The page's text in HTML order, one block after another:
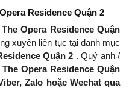
Residence Quận 2
Opera Residence Quận
xuyên liên tục tại danh mục
Quận 2 .Quý anh /
The Opera Residence Quận
Zalo hoặc Wechat qua